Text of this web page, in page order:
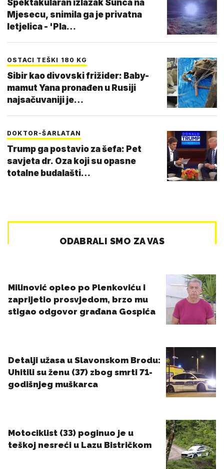
Spektakularan izlazak Sunca na
Mjesecu, snimila ga je privatna
letjelica - 'Pla…
OSTACI TEŠKI 180 KG
Sibir kao divovski frižider: Baby-
mamut Yana pronađen u Rusiji
najsačuvaniji je…
DOKTOR-ŠARLATAN
Trump ga postavio za šefa: Pet
savjeta dr. Oza koji su opasne
totalne budalašti…